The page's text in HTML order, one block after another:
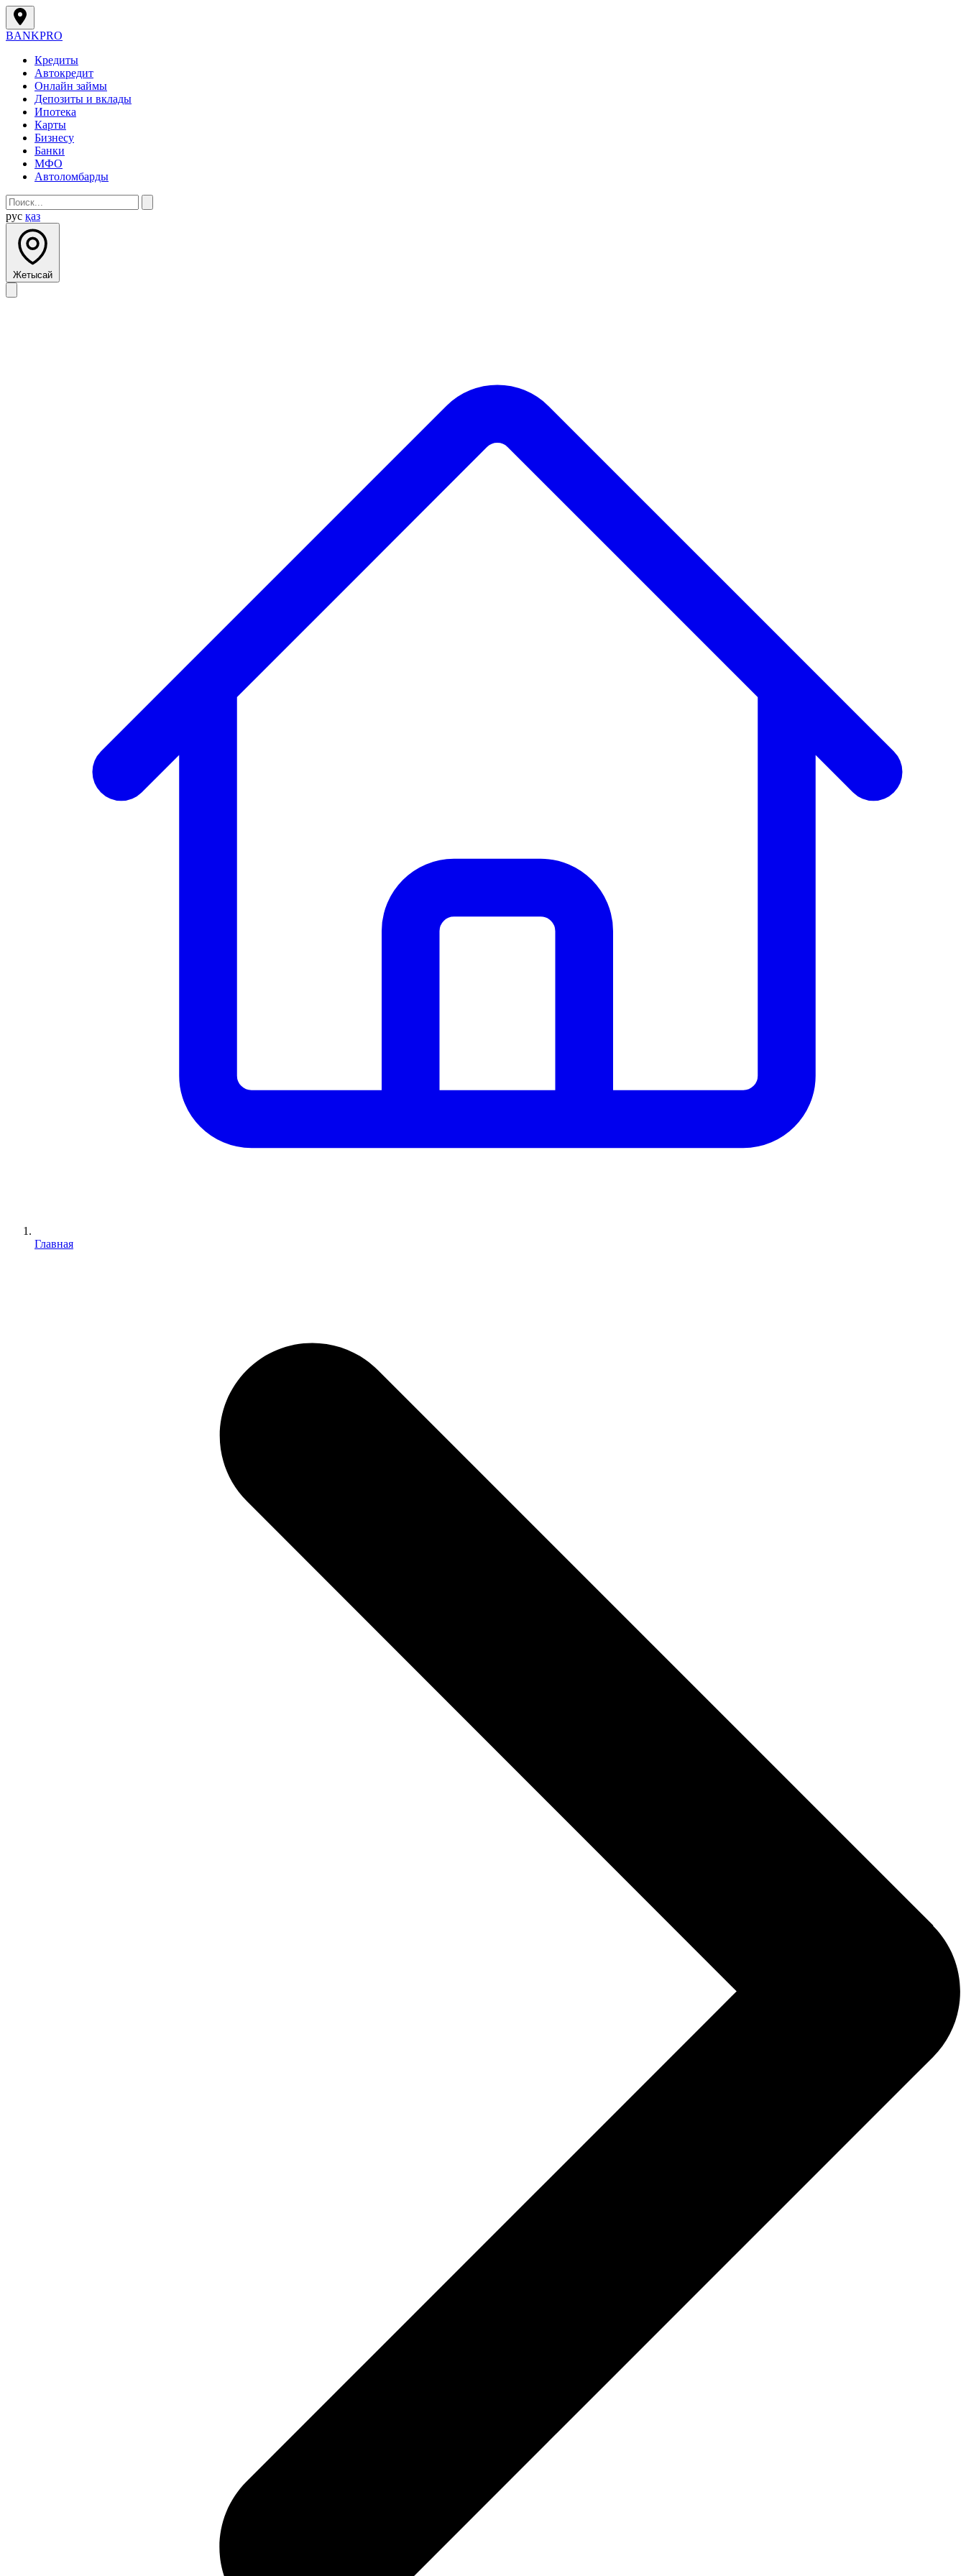
BANKPRO
Кредиты
Автокредит
Онлайн займы
Депозиты и вклады
Ипотека
Карты
Бизнесу
Банки
МФО
Автоломбарды
рус қаз
Жетысай
Главная